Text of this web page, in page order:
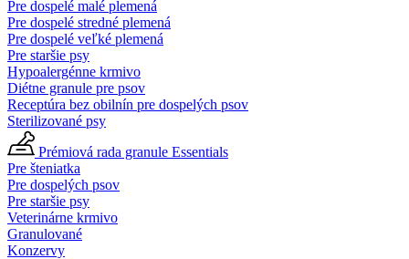
Pre dospelé malé plemená
Pre dospelé stredné plemená
Pre dospelé veľké plemená
Pre staršie psy
Hypoalergénne krmivo
Diétne granule pre psov
Receptúra bez obilnín pre dospelých psov
Sterilizované psy
Prémiová rada granule Essentials
Pre šteniatka
Pre dospelých psov
Pre staršie psy
Veterinárne krmivo
Granulované
Konzervy